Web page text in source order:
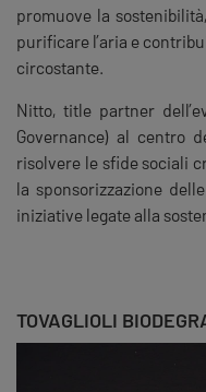
promuove la
purificare l’aria e
circostante.
Nitto, title partner
Governance) al centro
risolvere le sfide sociali
la sponsorizzazione
iniziative legate alla
TOVAGLIOLI